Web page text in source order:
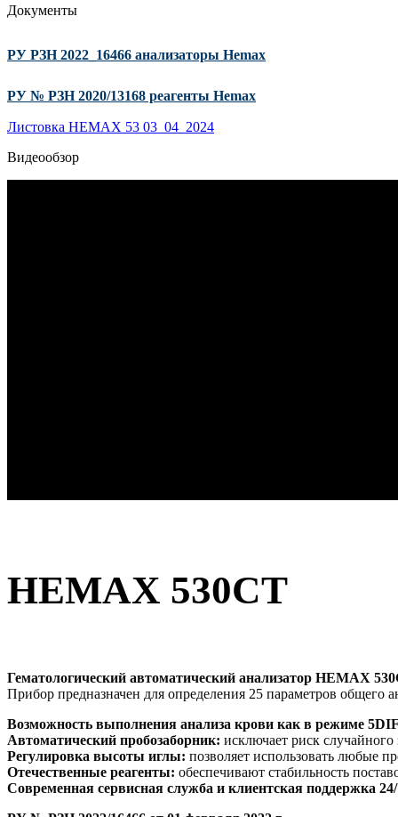
Документы
РУ РЗН 2022_16466 анализаторы Hemax
РУ № РЗН 2020/13168 реагенты Hemax
Листовка HEMAX 53 03_04_2024
Видеообзор
HEMAX 530CT
Гематологический автоматический анализатор HEMAX
Прибор предназначен для определения 25 параметров
Возможность выполнения анализа крови как в режиме
Автоматический пробозаборник: исключает риск случайного
Регулировка высоты иглы: позволяет использовать любые
Отечественные реагенты: обеспечивают стабильность
Современная сервисная служба и клиентская поддержка